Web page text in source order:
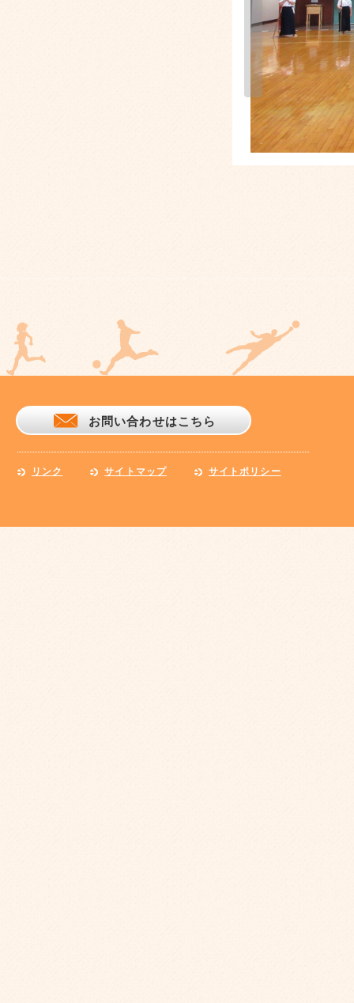
お問い合わせはこちら
リンク サイトマップ サイトポリシー